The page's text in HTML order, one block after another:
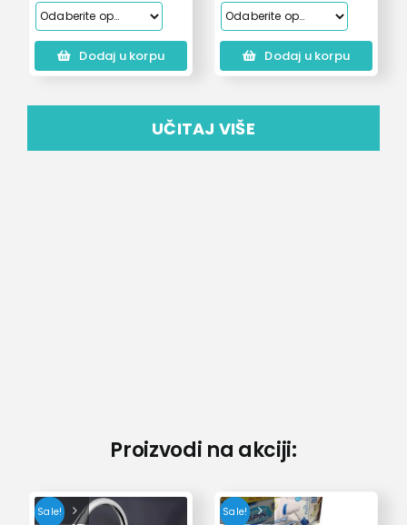
1.250,00 rsd
do
1.700,00 rsd
Dodaj u korpu Dodaj u korpu
UČITAJ VIŠE
Proizvodi na akciji:
Sale! Sale!